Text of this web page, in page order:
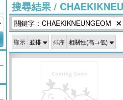
搜尋結果/
關鍵字：CHAEKIKNEUNGEOM
顯示 排序